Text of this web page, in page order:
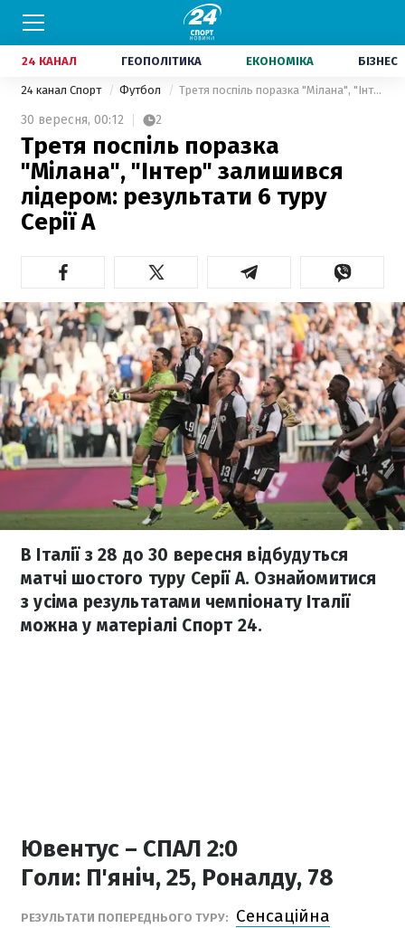
24 КАНАЛ ГЕОПОЛІТИКА ЕКОНОМІКА БІЗНЕС
24 канал Спорт Футбол Третя поспіль поразка "Мілана", "Інтер" залишився лідером: результати 6 туру Серії А
30 вересня, 00:12 2
Третя поспіль поразка
"Мілана", "Інтер" залишився
лідером: результати 6 туру
Серії А
В Італії з 28 до 30 вересня відбудуться
матчі шостого туру Серії А. Ознайомитися
з усіма результатами чемпіонату Італії
можна у матеріалі Спорт 24.
Ювентус – СПАЛ 2:0
Голи: П'яніч, 25, Роналду, 78
РЕЗУЛЬТАТИ ПОПЕРЕДНЬОГО ТУРУ:
Сенсаційна